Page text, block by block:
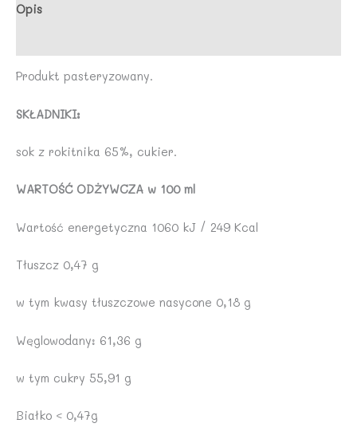
Opis
Produkt pasteryzowany.
SKŁADNIKI:
sok z rokitnika 65%, cukier.
WARTOŚĆ ODŻYWCZA w 100 ml
Wartość energetyczna 1060 kJ / 249 Kcal
Tłuszcz 0,47 g
w tym kwasy tłuszczowe nasycone 0,18 g
Węglowodany: 61,36 g
w tym cukry 55,91 g
Białko < 0,47g